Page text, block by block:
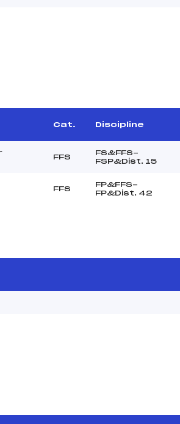
Cat. Discipline
FFS
FS&FFS-
FSP&Dist. 15
FFS
FP&FFS-
FP&Dist. 42